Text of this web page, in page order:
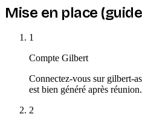
Mise en place
1
Compte Gilbert
Connectez-vous sur gilbert-
est bien généré après réunion.
2